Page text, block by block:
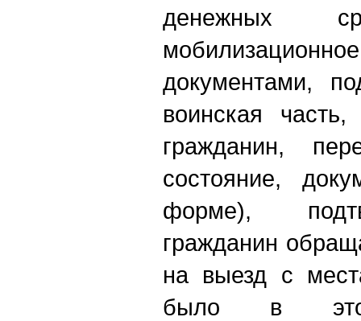
денежных
документами,
воинская
гражданин,
состояние,
форме),
гражданин
на выезд с
было в